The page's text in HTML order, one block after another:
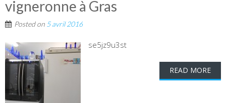
vigneronne à Gras
Posted on 5 avril 2016
se5jz9u3st
READ MORE